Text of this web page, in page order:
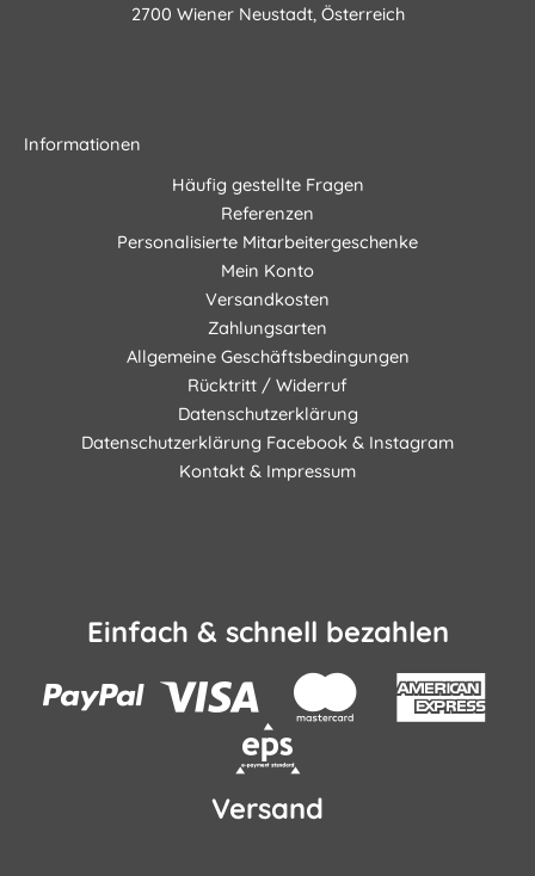
2700 Wiener Neustadt, Österreich
Informationen
Häufig gestellte Fragen
Referenzen
Personalisierte Mitarbeitergeschenke
Mein Konto
Versandkosten
Zahlungsarten
Allgemeine Geschäftsbedingungen
Rücktritt / Widerruf
Datenschutzerklärung
Datenschutzerklärung Facebook & Instagram
Kontakt & Impressum
Einfach & schnell bezahlen
Versand